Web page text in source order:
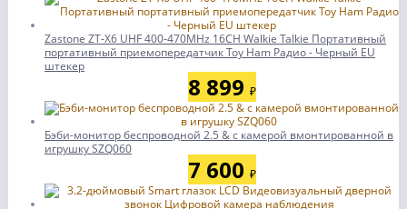
Zastone ZT-X6 UHF 400-470MHz 16CH Walkie Talkie Портативный
портативный приемопередатчик Toy Ham Радио - Черный EU
штекер
8 899 ₽
Бэби-монитор беспроводной 2.5 & с камерой вмонтированной в
игрушку SZQ060
7 600 ₽